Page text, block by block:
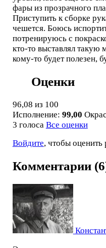
фары из прозрачного
Приступить к сборке
чешется. Боюсь
потренируюсь с
кто-то выставлял такую
кому-то будет полезен,
Оценки
96,08 из 100
Исполнение: 99,00
3 голоса Все оценки
Войдите, чтобы оценить
Комментарии